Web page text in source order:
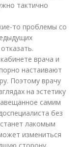
тактично
то проблемы со
врача и
настаивают
Поэтому врачу
на эстетику
самим
без
лакомым
измениться